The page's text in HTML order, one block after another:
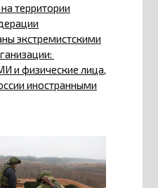
территории
экстремистскими
и физические лица,
иностранными